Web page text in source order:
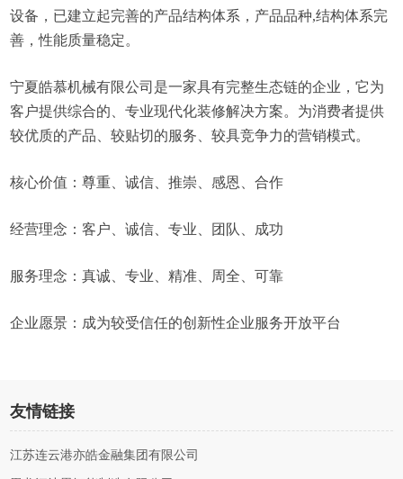
设备，已建立起完善的产品结构体系，产品品种,结构体系完
善，性能质量稳定。
宁夏皓慕机械有限公司是一家具有完整生态链的企业，它为
客户提供综合的、专业现代化装修解决方案。为消费者提供
较优质的产品、较贴切的服务、较具竞争力的营销模式。
核心价值：尊重、诚信、推崇、感恩、合作
经营理念：客户、诚信、专业、团队、成功
服务理念：真诚、专业、精准、周全、可靠
企业愿景：成为较受信任的创新性企业服务开放平台
友情链接
江苏连云港亦皓金融集团有限公司